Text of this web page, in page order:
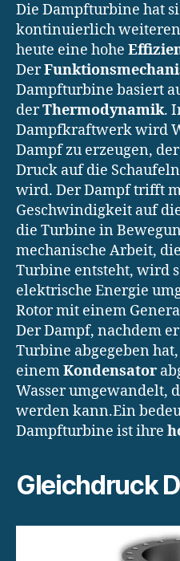
Die Dampfturbine hat
kontinuierlich
heute eine hohe
Der
Dampfturbine basiert
derThermodynamik.
Dampfkraftwerk wird
Dampf zu erzeugen,
Druck auf die
wird. Der Dampf trifft
Geschwindigkeit auf
die Turbine in
mechanische Arbeit,
Turbine entsteht, wird
elektrische Energie
Rotor mit einem
Der Dampf, nachdem
Turbine abgegeben
einemKondensator
Wasser umgewandelt,
werden kann.Ein
Dampfturbine ist ihre
Gleichdruck